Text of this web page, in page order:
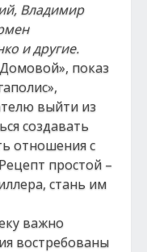
Владимир
и другие.
показ
выйти из
создавать
отношения с
простой –
стань им
важно
востребованы